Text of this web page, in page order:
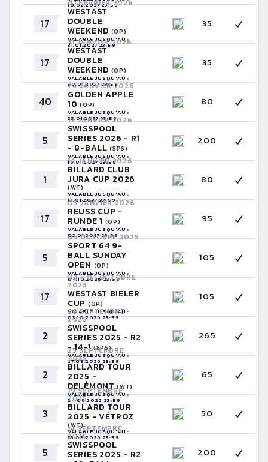
10.02.2027 23:59
17
01 FÉVRIER 2026
WESTAST
DOUBLE
WEEKEND (OP)
VALABLE JUSQU'AU :
31.01.2027 23:59
35
17
31 JANVIER 2026
WESTAST
DOUBLE
WEEKEND (OP)
VALABLE JUSQU'AU :
30.01.2027 23:59
35
40
24 JANVIER 2026
GOLDEN APPLE
10(OP)
VALABLE JUSQU'AU :
23.01.2027 23:59
80
5
17 JANVIER 2026
SWISSPOOL
SERIES 2026 - R1
- 8-BALL(SPS)
VALABLE JUSQU'AU :
16.01.2027 23:59
200
1
14 JANVIER 2026
BILLARD CLUB
JURA CUP 2026
(WT)
VALABLE JUSQU'AU :
13.01.2027 23:59
80
17
03 JANVIER 2026
REUSS CUP -
RUNDE 1 (OP)
VALABLE JUSQU'AU :
02.01.2027 23:59
95
5
05 OCTOBRE 2025
SPORT 64 9-
BALL SUNDAY
OPEN (OP)
VALABLE JUSQU'AU :
04.10.2026 23:59
105
17
03 - 04 OCTOBRE
2025
WESTAST BIELER
CUP (OP)
VALABLE JUSQU'AU :
03.10.2026 23:59
105
2
28 SEPTEMBRE
2025
SWISSPOOL
SERIES 2025 - R2
- 14-1(SPS)
VALABLE JUSQU'AU :
27.09.2026 23:59
265
2
25 SEPTEMBRE
2025
BILLARD TOUR
2025 -
DELÉMONT(WT)
VALABLE JUSQU'AU :
24.09.2026 23:59
65
3
19 SEPTEMBRE
2025
BILLARD TOUR
2025 - VÉTROZ
(WT)
VALABLE JUSQU'AU :
18.09.2026 23:59
50
5
14 SEPTEMBRE
2025
SWISSPOOL
SERIES 2025 - R2 200